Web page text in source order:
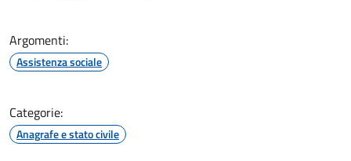
Argomenti:
Assistenza sociale
Categorie:
Anagrafe e stato civile